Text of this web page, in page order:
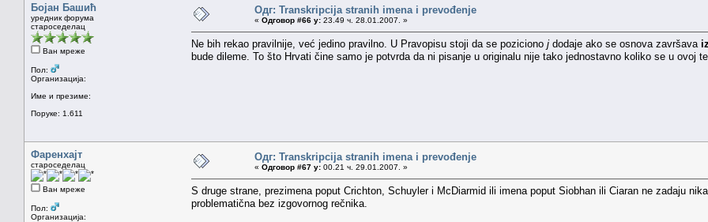
Бојан Башић
уредник форума
староседелац
Ван мреже
Пол:
Организација:
Име и презиме:
Поруке: 1.611
Одг: Transkripcija stranih imena i prevođenje
« Одговор #66 у: 23.49 ч. 28.01.2007. »
Ne bih rekao pravilnije, već jedino pravilno. U Pravopisu stoji da se poziciono j dodaje ako se osnova završava
bude dileme. To što Hrvati čine samo je potvrda da ni pisanje u originalu nije tako jednostavno koliko se u ovoj
Фаренхајт
староседелац
Ван мреже
Пол:
Организација:
Одг: Transkripcija stranih imena i prevođenje
« Одговор #67 у: 00.21 ч. 29.01.2007. »
S druge strane, prezimena poput Crichton, Schuyler i McDiarmid ili imena poput Siobhan ili Ciaran ne zadaju
problematična bez izgovornog rečnika.